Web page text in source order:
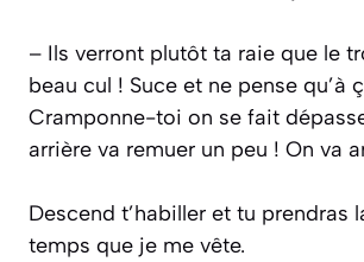
– Ils verront plutôt ta raie que le
beau cul ! Suce et ne pense qu’à
Cramponne-toi on se fait
arrière va remuer un peu ! On va
Descend t’habiller et tu prendras
temps que je me vête.